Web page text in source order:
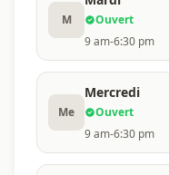
M
Ouvert
9 am-6:30 pm
Me
Mercredi
Ouvert
9 am-6:30 pm